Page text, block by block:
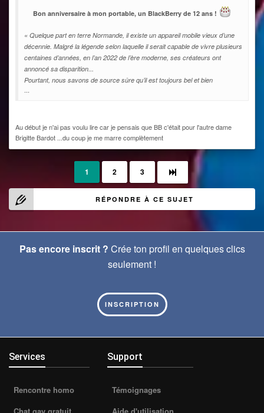
Bon anniversaire à mon portable, un BlackBerry de 12 ans !
« Quelque part en terre Normande, il existe un appareil mobile vieux d’une
décennie. Malgré la légende selon laquelle il serait capable de vivre plusieurs
centaines d’années, en l’an 2022 de l’ère moderne, ses créateurs ont
annoncé sa disparition...
Pourtant, nous savons de source sûre qu’il est toujours bel et bien
...
Au début je n'ai pas voulu lire car je pensais que BB c'était pour l'autre dame
Brigitte Bardot ...du coup je me marre complètement
1 2 3
RÉPONDRE À CE SUJET
Pas encore inscrit ? Crée ton profil en quelques clics
seulement !
INSCRIPTION
Services
Rencontre homo
Chat gay gratuit
Support
Témoignages
Aide d'utilisation